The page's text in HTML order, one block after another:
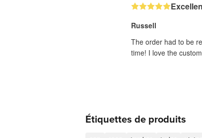
Russell
The order had to be
time! I love the
Étiquettes de produits